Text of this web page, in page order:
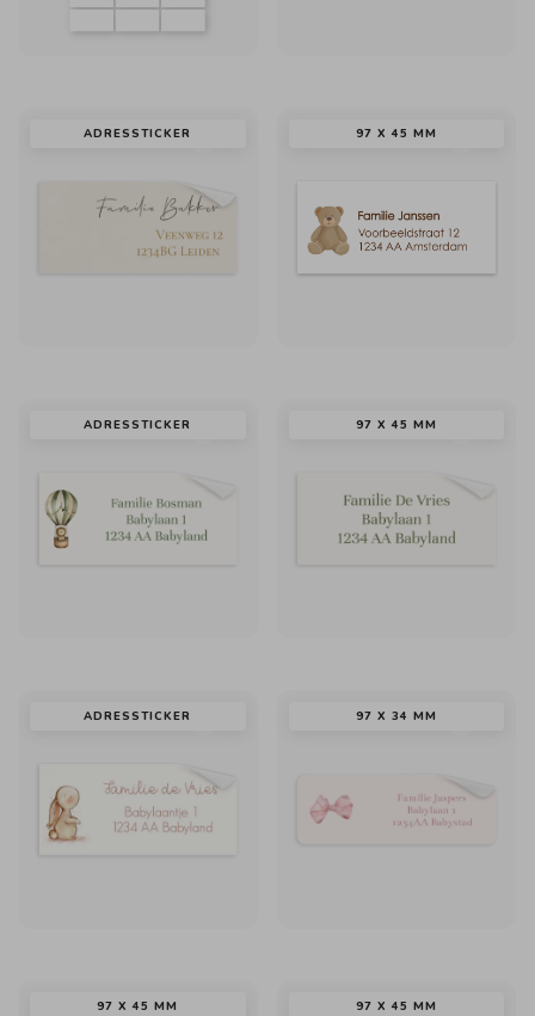
ADRESSTICKER 97 X 45 MM
ADRESSTICKER 97 X 45 MM
ADRESSTICKER 97 X 34 MM
97 X 45 MM 97 X 45 MM